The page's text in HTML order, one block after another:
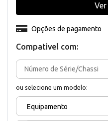
Compativel com:
ou selecione um modelo:
Equipamento
Opções de pagamento
Ver